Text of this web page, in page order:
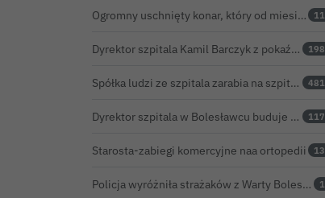
Ogromny uschnięty konar, który od miesięcy zagrażał ludziom w Bolesławcu, wycięty 11
Dyrektor szpitala Kamil Barczyk z pokaźnym majątkiem 198
Spółka ludzi ze szpitala zarabia na szpitalu w Bolesławcu. Kwoty pozostają tajne 481
Dyrektor szpitala w Bolesławcu buduje medyczne imperium. „Gazeta Wyborcza” opisuje jego działalność w całej Polsce 117
Starosta-zabiegi komercyjne naa ortopedii 13
Policja wyróżniła strażaków z Warty Bolesławieckiej. To efekt nocnej akcji, która zakończyła się sukcesem 1